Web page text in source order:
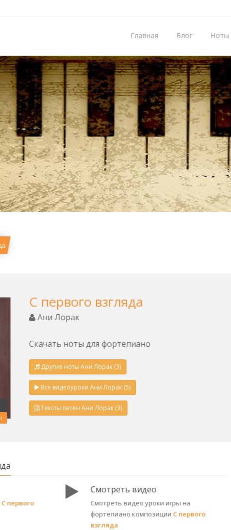
Главная Блог Ноты
С первого взгляда
Ани Лорак
Скачать ноты для фортепиано
Другие ноты Ани Лорак (3)
Все видеоуроки Ани Лорак (5)
Тексты песен Ани Лорак (3)
первого
Смотреть видео
Смотреть видео уроки игры на
фортепиано композиции С первого
взгляда